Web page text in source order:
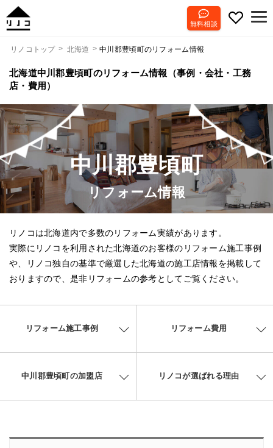
無料相談
リノコトップ 北海道 中川郡豊頃町のリフォーム情報
北海道中川郡豊頃町のリフォーム情報（事例・会社・工務
店・費用）
中川郡豊頃町
リフォーム情報
リノコは北海道内で多数のリフォーム実績があります。
実際にリノコを利用された北海道のお客様のリフォーム施工事例
や、リノコ独自の基準で厳選した北海道の施工店情報を掲載して
おりますので、是非リフォームの参考としてご覧ください。
リフォーム施工事例 リフォーム費用
中川郡豊頃町の加盟店 リノコが選ばれる理由